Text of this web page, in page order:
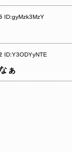
ID:gyMzk3MzY
ID:Y3ODYyNTE
ぁ